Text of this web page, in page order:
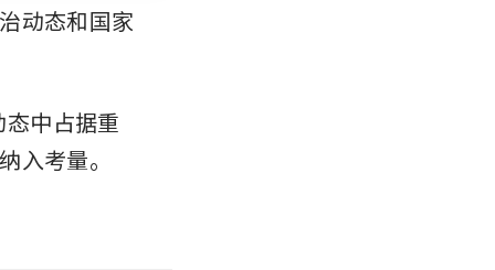
动态和国家
中占据重
入考量。